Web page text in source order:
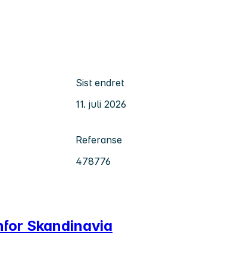
Sist endret
11. juli 2026
Referanse
478776
Skandinavia